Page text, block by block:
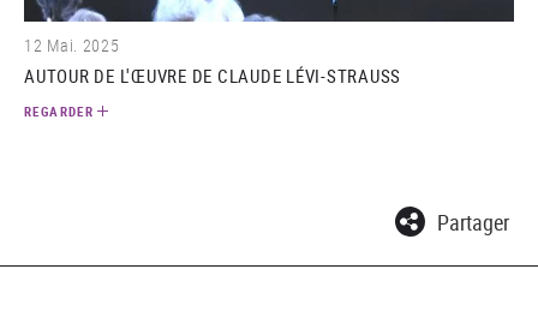
12 Mai. 2025
AUTOUR DE L'ŒUVRE DE CLAUDE LÉVI-STRAUSS
REGARDER
Partager